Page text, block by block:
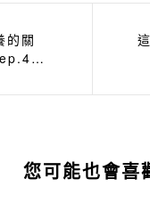
的關
您可能也會喜